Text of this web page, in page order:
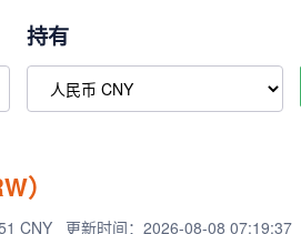
持有
）
CNY 更新时间：2026-08-08 07:19:37